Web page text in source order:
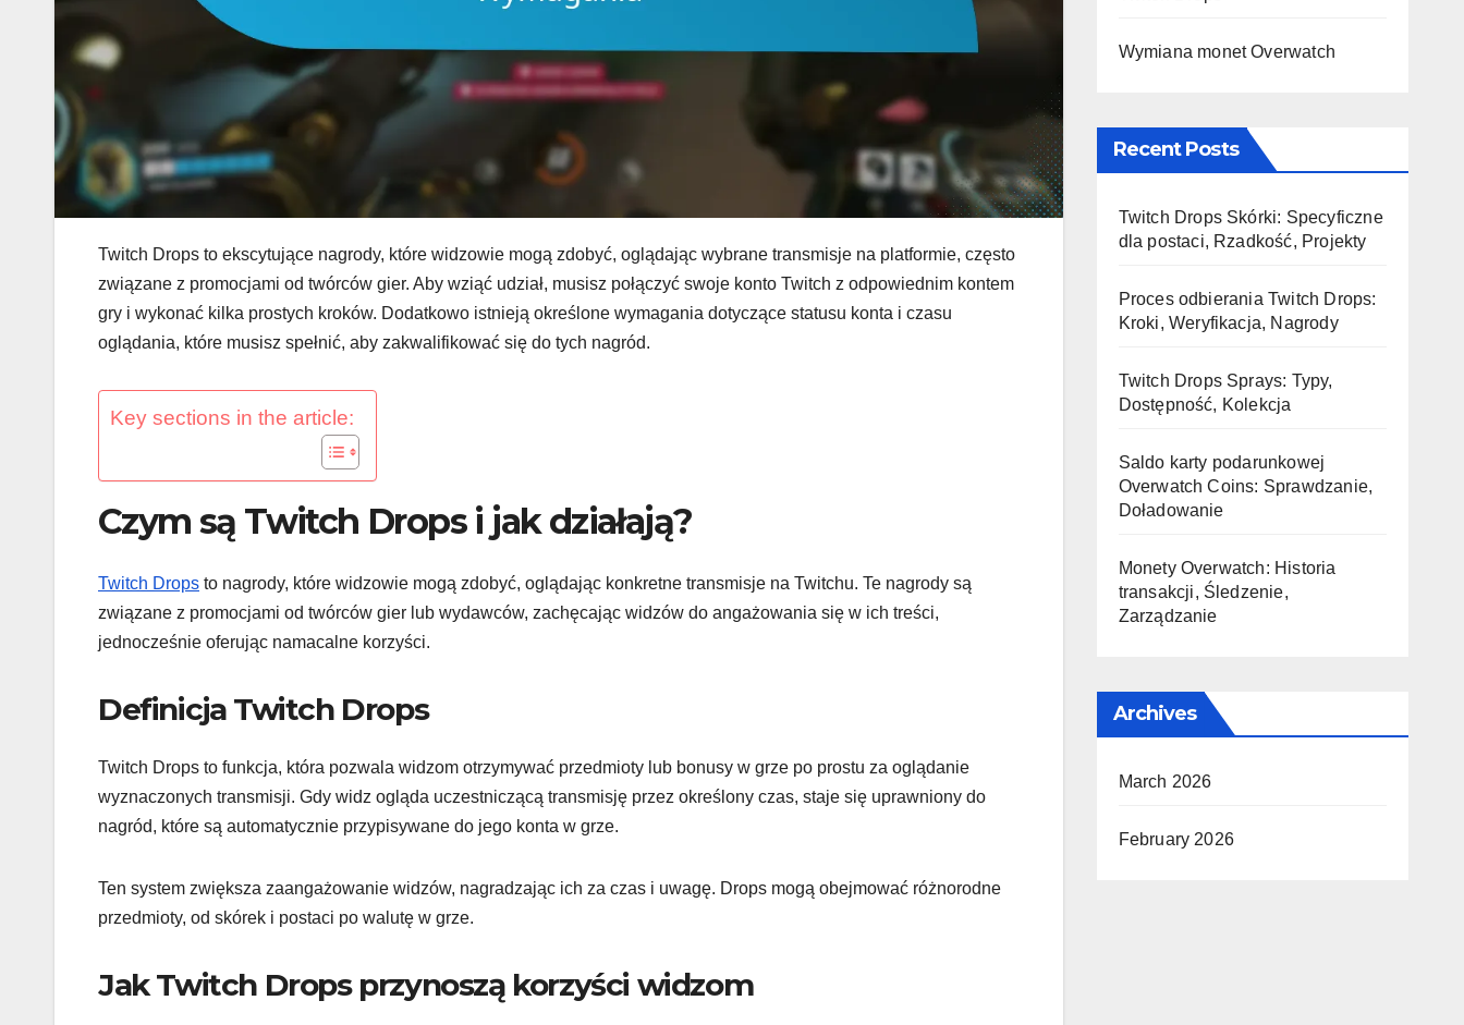
Twitch Drops to ekscytujące nagrody, które widzowie mogą zdobyć, oglądając wybrane transmisje na platformie, często
związane z promocjami od twórców gier. Aby wziąć udział, musisz połączyć swoje konto Twitch z odpowiednim kontem
gry i wykonać kilka prostych kroków. Dodatkowo istnieją określone wymagania dotyczące statusu konta i czasu
oglądania, które musisz spełnić, aby zakwalifikować się do tych nagród.
Key sections in the article:
Czym są Twitch Drops i jak działają?
Twitch Drops to nagrody, które widzowie mogą zdobyć, oglądając konkretne transmisje na Twitchu. Te nagrody są
związane z promocjami od twórców gier lub wydawców, zachęcając widzów do angażowania się w ich treści,
jednocześnie oferując namacalne korzyści.
Definicja Twitch Drops
Twitch Drops to funkcja, która pozwala widzom otrzymywać przedmioty lub bonusy w grze po prostu za oglądanie
wyznaczonych transmisji. Gdy widz ogląda uczestniczącą transmisję przez określony czas, staje się uprawniony do
nagród, które są automatycznie przypisywane do jego konta w grze.
Ten system zwiększa zaangażowanie widzów, nagradzając ich za czas i uwagę. Drops mogą obejmować różnorodne
przedmioty, od skórek i postaci po walutę w grze.
Jak Twitch Drops przynoszą korzyści widzom
Wymiana monet Overwatch
Recent Posts
Twitch Drops Skórki: Specyficzne
dla postaci, Rzadkość, Projekty
Proces odbierania Twitch Drops:
Kroki, Weryfikacja, Nagrody
Twitch Drops Sprays: Typy,
Dostępność, Kolekcja
Saldo karty podarunkowej
Overwatch Coins: Sprawdzanie,
Doładowanie
Monety Overwatch: Historia
transakcji, Śledzenie,
Zarządzanie
Archives
March 2026
February 2026